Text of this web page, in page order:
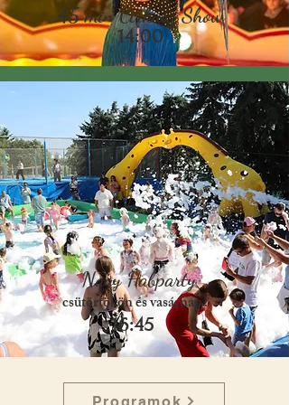
45 min Cirkusz Show
14:00
Nagy Habparty
csütörtökön és vasárnap !
16:45
Programok